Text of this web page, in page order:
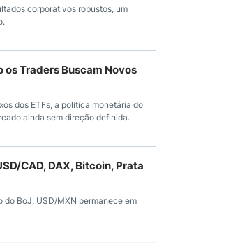
corporativos robustos, um
os Traders Buscam Novos
dos ETFs, a política monetária do
ainda sem direção definida.
CAD, DAX, Bitcoin, Prata
BoJ, USD/MXN permanece em